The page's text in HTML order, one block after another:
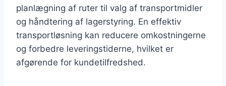
planlægning af ruter til valg af transportmidler
og håndtering af lagerstyring. En effektiv
transportløsning kan reducere omkostningerne
og forbedre leveringstiderne, hvilket er
afgørende for kundetilfredshed.